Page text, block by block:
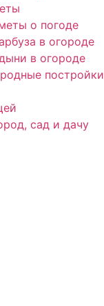
о погоде
в огороде
в огороде
постройки
сад и дачу